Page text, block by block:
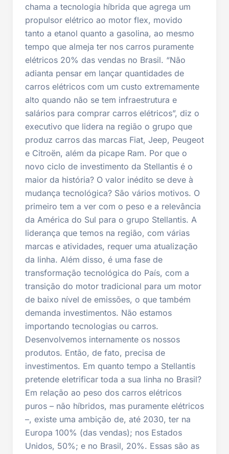
chama a tecnologia híbrida que agrega um
propulsor elétrico ao motor flex, movido
tanto a etanol quanto a gasolina, ao mesmo
tempo que almeja ter nos carros puramente
elétricos 20% das vendas no Brasil. “Não
adianta pensar em lançar quantidades de
carros elétricos com um custo extremamente
alto quando não se tem infraestrutura e
salários para comprar carros elétricos”, diz o
executivo que lidera na região o grupo que
produz carros das marcas Fiat, Jeep, Peugeot
e Citroën, além da picape Ram. Por que o
novo ciclo de investimento da Stellantis é o
maior da história? O valor inédito se deve à
mudança tecnológica? São vários motivos. O
primeiro tem a ver com o peso e a relevância
da América do Sul para o grupo Stellantis. A
liderança que temos na região, com várias
marcas e atividades, requer uma atualização
da linha. Além disso, é uma fase de
transformação tecnológica do País, com a
transição do motor tradicional para um motor
de baixo nível de emissões, o que também
demanda investimentos. Não estamos
importando tecnologias ou carros.
Desenvolvemos internamente os nossos
produtos. Então, de fato, precisa de
investimentos. Em quanto tempo a Stellantis
pretende eletrificar toda a sua linha no Brasil?
Em relação ao peso dos carros elétricos
puros – não híbridos, mas puramente elétricos
–, existe uma ambição de, até 2030, ter na
Europa 100% (das vendas); nos Estados
Unidos, 50%; e no Brasil, 20%. Essas são as